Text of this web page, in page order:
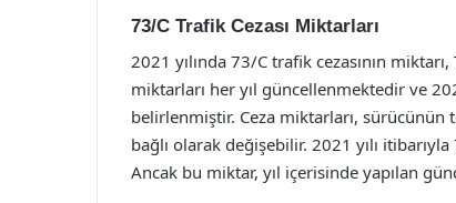
73/C Trafik Cezası Miktarları
2021 yılında 73/C trafik cezasının
miktarları her yıl güncellenmektedir ve
belirlenmiştir. Ceza miktarları,
bağlı olarak değişebilir. 2021 yılı itibarıyla
Ancak bu miktar, yıl içerisinde yapılan